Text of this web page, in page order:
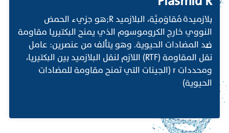
بلازميدة مُقاوَمِيَّة، البلازميد R;هو جزيء الحمض
النووي خارج الكروموسوم الذي يمنح البكتيريا مقاومة
ضد المضادات الحيوية. وهو يتألف من عنصرين: عامل
نقل المقاومة (RTF) اللازم لنقل البلازميد بين البكتيريا،
ومحددات r (الجينات التي تمنح مقاومة للمضادات
الحيوية)